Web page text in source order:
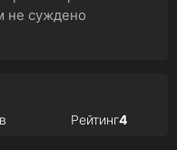
не суждено
Рейтинг4